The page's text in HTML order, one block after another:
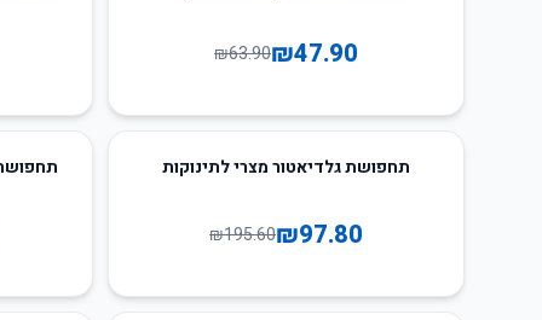
₪47.90
₪63.90
תחפושת גלדיאטור מצרי לתינוקות
₪97.80
₪195.60
36